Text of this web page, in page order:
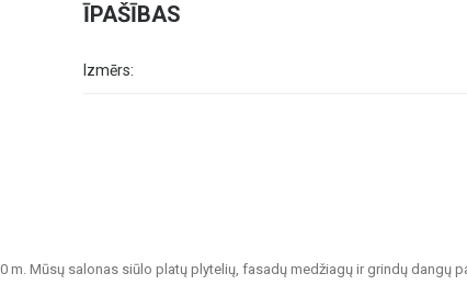
ĪPAŠĪBAS
Izmērs:
Mūsų salonas siūlo platų plytelių, fasadų medžiagų ir grindų dangų